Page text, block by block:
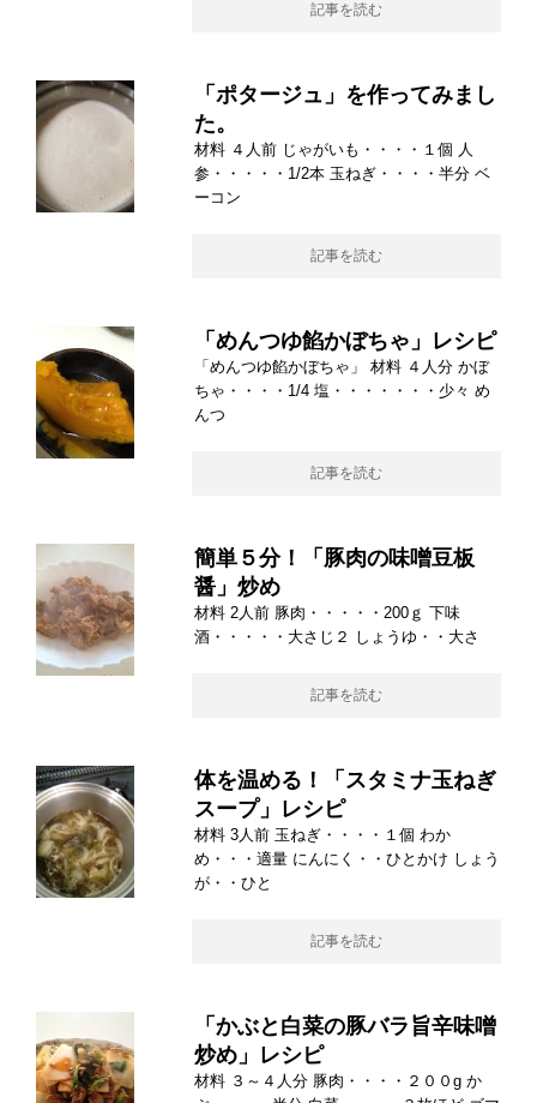
記事を読む
「ポタージュ」を作ってみまし
た。
材料 ４人前 じゃがいも・・・・１個 人
参・・・・・1/2本 玉ねぎ・・・・半分 ベ
ーコン
記事を読む
「めんつゆ餡かぼちゃ」レシピ
「めんつゆ餡かぼちゃ」 材料 ４人分 かぼ
ちゃ・・・・1/4 塩・・・・・・・少々 め
んつ
記事を読む
簡単５分！「豚肉の味噌豆板
醤」炒め
材料 2人前 豚肉・・・・・200ｇ 下味
酒・・・・・大さじ２ しょうゆ・・大さ
記事を読む
体を温める！「スタミナ玉ねぎ
スープ」レシピ
材料 3人前 玉ねぎ・・・・１個 わか
め・・・適量 にんにく・・ひとかけ しょう
が・・ひと
記事を読む
「かぶと白菜の豚バラ旨辛味噌
炒め」レシピ
材料 ３～４人分 豚肉・・・・２００g か